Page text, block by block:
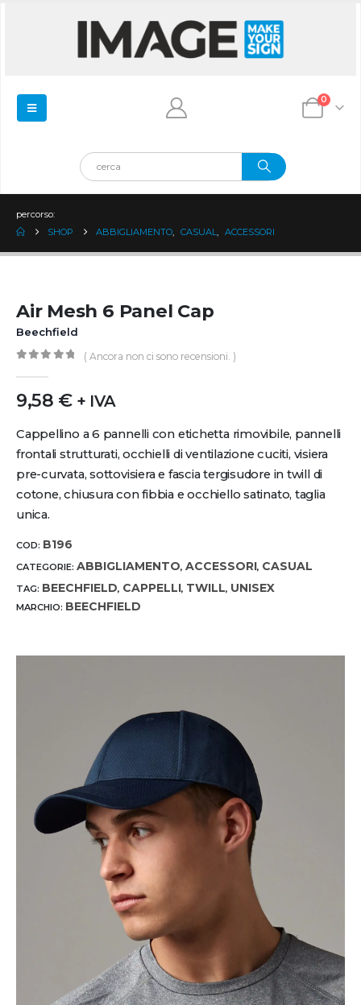
0
percorso:
SHOP
ABBIGLIAMENTO CASUAL ACCESSORI
Air Mesh 6 Panel Cap
Beechfield
( Ancora non ci sono recensioni. )
9,58 € + IVA
Cappellino a 6 pannelli con etichetta rimovibile, pannelli
frontali strutturati, occhielli di ventilazione cuciti, visiera
pre-curvata, sottovisiera e fascia tergisudore in twill di
cotone, chiusura con fibbia e occhiello satinato, taglia
unica.
COD: B196
CATEGORIE: ABBIGLIAMENTO, ACCESSORI, CASUAL
TAG: BEECHFIELD, CAPPELLI, TWILL, UNISEX
MARCHIO: BEECHFIELD